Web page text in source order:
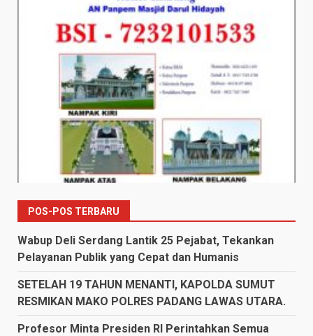
POS-POS TERBARU
Wabup Deli Serdang Lantik 25 Pejabat, Tekankan
Pelayanan Publik yang Cepat dan Humanis
SETELAH 19 TAHUN MENANTI, KAPOLDA SUMUT
RESMIKAN MAKO POLRES PADANG LAWAS UTARA.
Profesor Minta Presiden RI Perintahkan Semua